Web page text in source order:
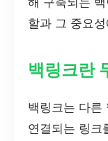
할과 그 중요
백링크란
백링크는 다른
연결되는 링크